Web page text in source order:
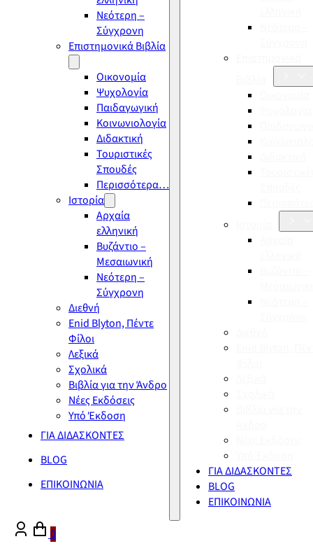
Νεότερη –
Σύγχρονη
Επιστημονικά Βιβλία
Οικονομία
Ψυχολογία
Παιδαγωγική
Κοινωνιολογία
Διδακτική
Τουριστικές
Σπουδές
Περισσότερα…
Ιστορία
Αρχαία
ελληνική
Βυζάντιο –
Μεσαιωνική
Νεότερη –
Σύγχρονη
Διεθνή
Enid Blyton, Πέντε
Φίλοι
Λεξικά
Σχολικά
Βιβλία για την Άνδρο
Νέες Εκδόσεις
Υπό Έκδοση
ΓΙΑ ΔΙΔΑΣΚΟΝΤΕΣ
BLOG
ΕΠΙΚΟΙΝΩΝΙΑ
ΓΙΑ ΔΙΔΑΣΚΟΝΤΕΣ
BLOG
ΕΠΙΚΟΙΝΩΝΙΑ
0